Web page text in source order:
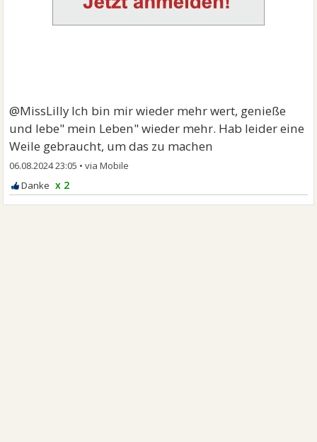
@MissLilly Ich bin mir wieder mehr wert, genieße
und lebe" mein Leben" wieder mehr. Hab leider eine
Weile gebraucht, um das zu machen
06.08.2024 23:05 •
x 2